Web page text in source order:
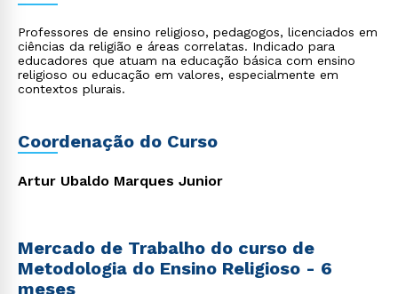
Professores de ensino religioso, pedagogos, licenciados em
ciências da religião e áreas correlatas. Indicado para
educadores que atuam na educação básica com ensino
religioso ou educação em valores, especialmente em
contextos plurais.
Coordenação do Curso
Artur Ubaldo Marques Junior
Mercado de Trabalho do curso de
Metodologia do Ensino Religioso - 6
meses